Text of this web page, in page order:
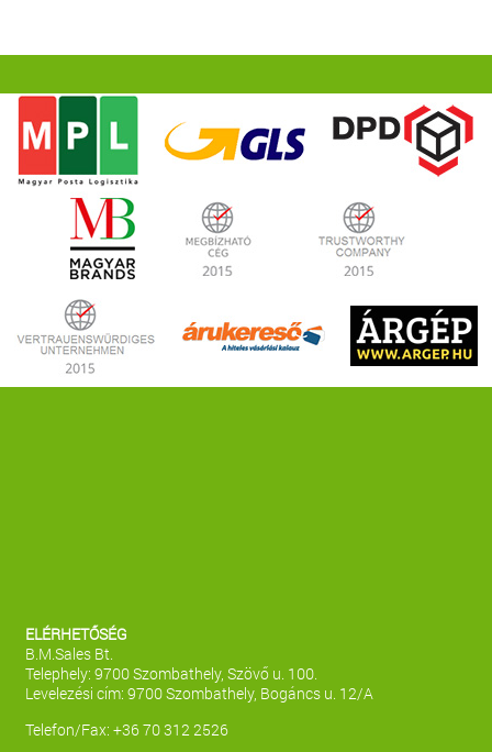
ELÉRHETŐSÉG
B.M.Sales Bt.
Telephely: 9700 Szombathely, Szövő u. 100.
Levelezési cím: 9700 Szombathely, Bogáncs u. 12/A
Telefon/Fax: +36 70 312 2526